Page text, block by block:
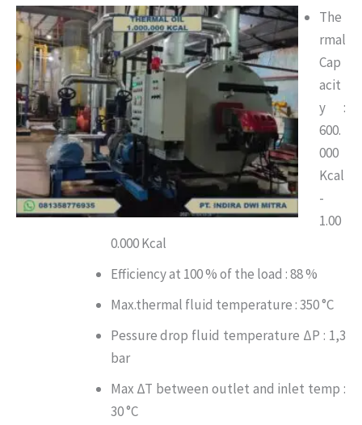
The
rmal
Cap
acit
y :
600.
000
Kcal
-
1.00
0.000 Kcal
Efficiency at 100 % of the load : 88 %
Max.thermal fluid temperature : 350 °C
Pessure drop fluid temperature ΔP : 1,3
bar
Max ΔΤ between outlet and inlet temp :
30 °C